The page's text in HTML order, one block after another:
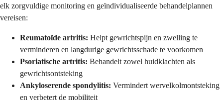
elk zorgvuldige monitoring en geïndividualiseerde behandelplannen
vereisen:
Reumatoïde artritis: Helpt gewrichtspijn en zwelling te
verminderen en langdurige gewrichtsschade te voorkomen
Psoriatische artritis: Behandelt zowel huidklachten als
gewrichtsontsteking
Ankyloserende spondylitis: Vermindert wervelkolmontsteking
en verbetert de mobiliteit